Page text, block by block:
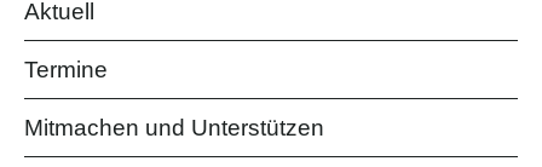
Aktuell
Termine
Mitmachen und Unterstützen